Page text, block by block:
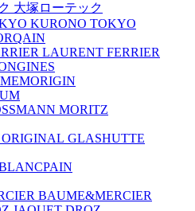
大塚ローテック
KURONO TOKYO
LAURENT FERRIER
MEMORIGIN
MORITZ
GLASHUTTE
BAUME&MERCIER